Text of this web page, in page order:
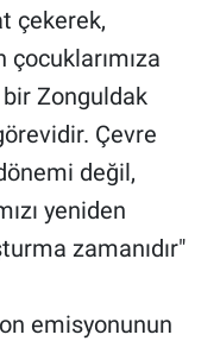
çekerek,
Zonguldak
Çevre
değil,
yeniden
zamanıdır"
emisyonunun